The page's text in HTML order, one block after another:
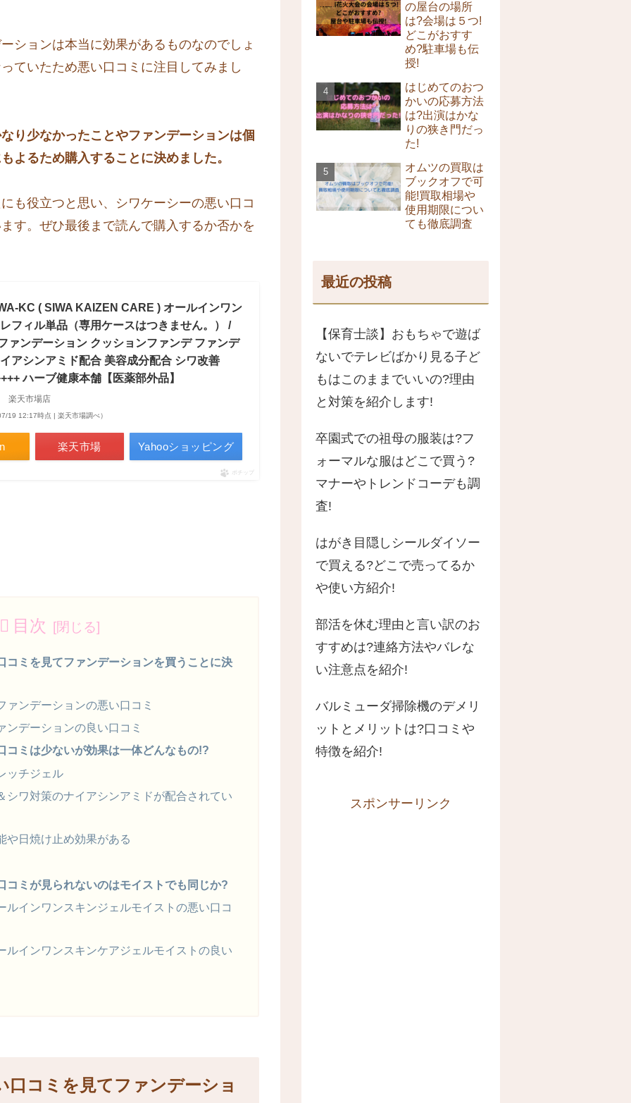
ションは本当に効果があるものなのでしょ
ていたため悪い口コミに注目してみまし
り少なかったことやファンデーションは個
よるため購入することに決めました。
も役立つと思い、シワケーシーの悪い口コ
す。ぜひ最後まで読んで購入するか否かを
KC ( SIWA KAIZEN CARE ) オールインワン
フィル単品（専用ケースはつきません。） /
ァンデーション クッションファンデ ファンデ
アシンアミド配合 美容成分配合 シワ改善
ハーブ健康本舗【医薬部外品】
楽天市場店
19 12:17時点 | 楽天市場調べ）
楽天市場 Yahooショッピング
ポチップ
目次
コミを見てファンデーションを買うことに決
ァンデーションの悪い口コミ
ンデーションの良い口コミ
コミは少ないが効果は一体どんなもの!?
ッチジェル
シワ対策のナイアシンアミドが配合されてい
や日焼け止め効果がある
コミが見られないのはモイストでも同じか?
ルインワンスキンジェルモイストの悪い口コ
ルインワンスキンケアジェルモイストの良い
口コミを見てファンデーショ
の屋台の場所
は?会場は５つ!
どこがおすす
め?駐車場も伝
授!
はじめてのおつ
かいの応募方法
は?出演はかな
りの狭き門だっ
た!
オムツの買取は
ブックオフで可
能!買取相場や
使用期限につい
ても徹底調査
最近の投稿
【保育士談】おもちゃで遊ば
ないでテレビばかり見る子ど
もはこのままでいいの?理由
と対策を紹介します!
卒園式での祖母の服装は?フ
ォーマルな服はどこで買う?
マナーやトレンドコーデも調
査!
はがき目隠しシールダイソー
で買える?どこで売ってるか
や使い方紹介!
部活を休む理由と言い訳のお
すすめは?連絡方法やバレな
い注意点を紹介!
バルミューダ掃除機のデメリ
ットとメリットは?口コミや
特徴を紹介!
スポンサーリンク